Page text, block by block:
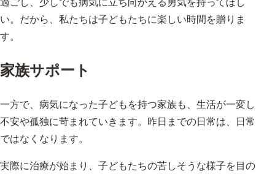
い。だから、私たちは子どもたちに楽しい時間を贈りま
す。
家族サポート
一方で、病気になった子どもを持つ家族も、生活が一変し
不安や孤独に苛まれていきます。昨日までの日常は、日常
ではなくなります。
実際に治療が始まり、子どもたちの苦しそうな様子を目の